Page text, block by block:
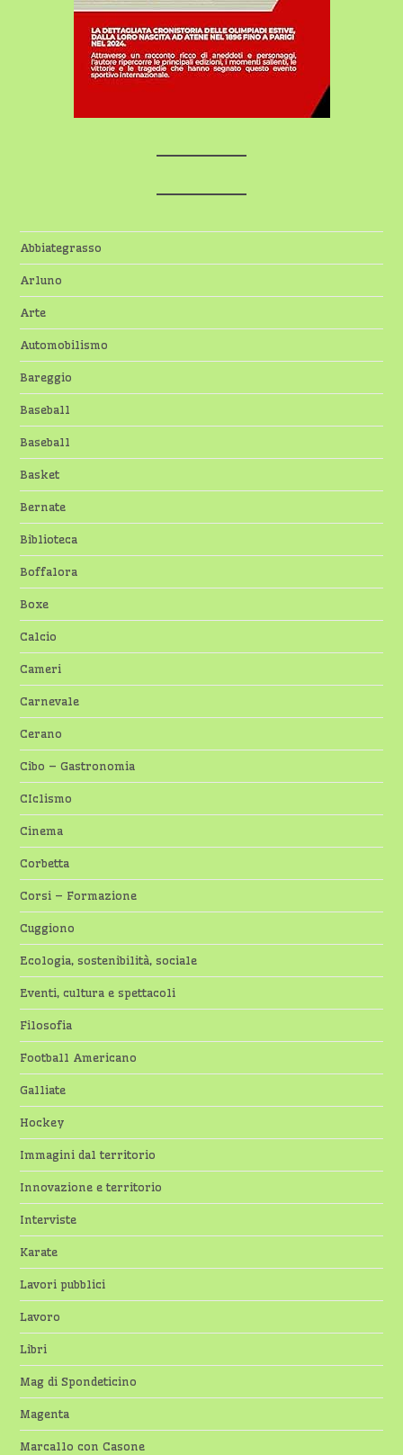
Abbiategrasso
Arluno
Arte
Automobilismo
Bareggio
Baseball
Baseball
Basket
Bernate
Biblioteca
Boffalora
Boxe
Calcio
Cameri
Carnevale
Cerano
Cibo – Gastronomia
CIclismo
Cinema
Corbetta
Corsi – Formazione
Cuggiono
Ecologia, sostenibilità, sociale
Eventi, cultura e spettacoli
Filosofia
Football Americano
Galliate
Hockey
Immagini dal territorio
Innovazione e territorio
Interviste
Karate
Lavori pubblici
Lavoro
Libri
Mag di Spondeticino
Magenta
Marcallo con Casone